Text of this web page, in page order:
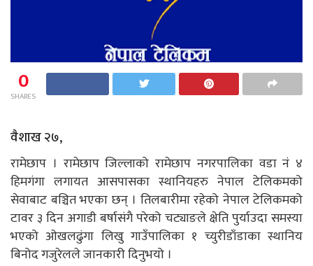
0
SHARES
वैशाख २७,
रामेछाप । रामेछाप जिल्लाको रामेछाप नगरपालिका वडा नं ४
हिमगंगा लगायत आसपासका स्थानियहरु नेपाल टेलिकमको
सेवाबाट बञ्चित भएका छन् । तिलबारीमा रहेको नेपाल टेलिकमको
टावर ३ दिन अगाडी बर्षासंगै परेको चट्याङले क्षेति पुर्याउदा समस्या
भएको ओखलढुंगा लिखु गाउँपालिका १ च्युरीडाँडाका स्थानिय
बिनोद गजुरेलले जानकारी दिनुभयो ।